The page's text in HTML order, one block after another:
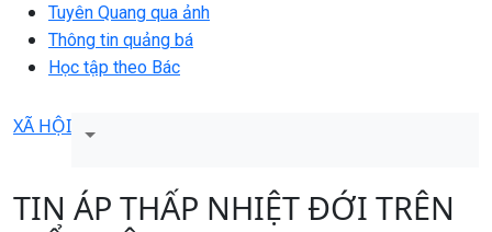
Tuyên Quang qua ảnh
Thông tin quảng bá
Học tập theo Bác
XÃ HỘI
TIN ÁP THẤP NHIỆT ĐỚI TRÊN